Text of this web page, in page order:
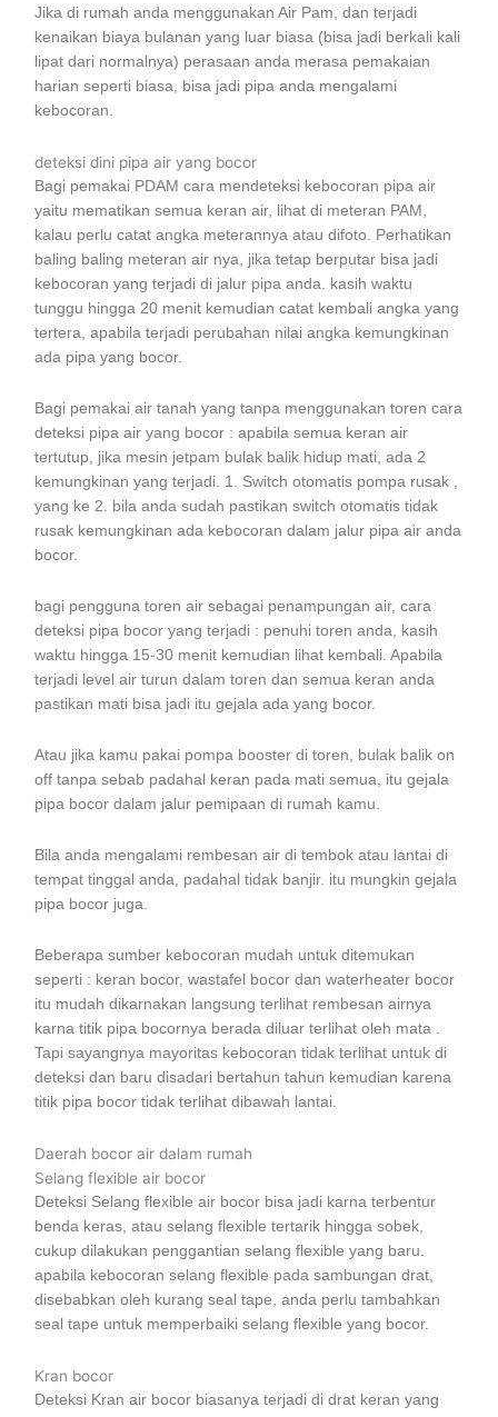
Jika di rumah anda menggunakan Air Pam, dan terjadi
kenaikan biaya bulanan yang luar biasa (bisa jadi berkali kali
lipat dari normalnya) perasaan anda merasa pemakaian
harian seperti biasa, bisa jadi pipa anda mengalami
kebocoran.
deteksi dini pipa air yang bocor
Bagi pemakai PDAM cara mendeteksi kebocoran pipa air
yaitu mematikan semua keran air, lihat di meteran PAM,
kalau perlu catat angka meterannya atau difoto. Perhatikan
baling baling meteran air nya, jika tetap berputar bisa jadi
kebocoran yang terjadi di jalur pipa anda. kasih waktu
tunggu hingga 20 menit kemudian catat kembali angka yang
tertera, apabila terjadi perubahan nilai angka kemungkinan
ada pipa yang bocor.
Bagi pemakai air tanah yang tanpa menggunakan toren cara
deteksi pipa air yang bocor : apabila semua keran air
tertutup, jika mesin jetpam bulak balik hidup mati, ada 2
kemungkinan yang terjadi. 1. Switch otomatis pompa rusak ,
yang ke 2. bila anda sudah pastikan switch otomatis tidak
rusak kemungkinan ada kebocoran dalam jalur pipa air anda
bocor.
bagi pengguna toren air sebagai penampungan air, cara
deteksi pipa bocor yang terjadi : penuhi toren anda, kasih
waktu hingga 15-30 menit kemudian lihat kembali. Apabila
terjadi level air turun dalam toren dan semua keran anda
pastikan mati bisa jadi itu gejala ada yang bocor.
Atau jika kamu pakai pompa booster di toren, bulak balik on
off tanpa sebab padahal keran pada mati semua, itu gejala
pipa bocor dalam jalur pemipaan di rumah kamu.
Bila anda mengalami rembesan air di tembok atau lantai di
tempat tinggal anda, padahal tidak banjir. itu mungkin gejala
pipa bocor juga.
Beberapa sumber kebocoran mudah untuk ditemukan
seperti : keran bocor, wastafel bocor dan waterheater bocor
itu mudah dikarnakan langsung terlihat rembesan airnya
karna titik pipa bocornya berada diluar terlihat oleh mata .
Tapi sayangnya mayoritas kebocoran tidak terlihat untuk di
deteksi dan baru disadari bertahun tahun kemudian karena
titik pipa bocor tidak terlihat dibawah lantai.
Daerah bocor air dalam rumah
Selang flexible air bocor
Deteksi Selang flexible air bocor bisa jadi karna terbentur
benda keras, atau selang flexible tertarik hingga sobek,
cukup dilakukan penggantian selang flexible yang baru.
apabila kebocoran selang flexible pada sambungan drat,
disebabkan oleh kurang seal tape, anda perlu tambahkan
seal tape untuk memperbaiki selang flexible yang bocor.
Kran bocor
Deteksi Kran air bocor biasanya terjadi di drat keran yang